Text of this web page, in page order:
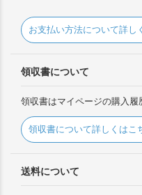
お支払い方法について詳し
領収書について
領収書はマイページの購入履
領収書について詳しくはこ
送料について